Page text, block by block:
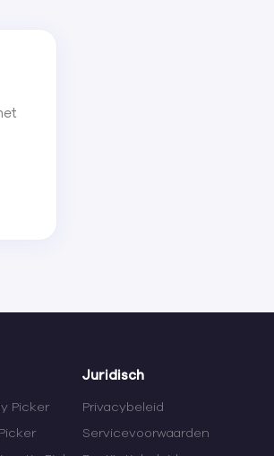
Picker
Juridisch
Privacybeleid
Servicevoorwaarden